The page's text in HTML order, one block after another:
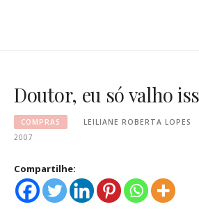
Doutor, eu só valho
COMPRAS LEILIANE ROBERTA LOPES
2007
Compartilhe: